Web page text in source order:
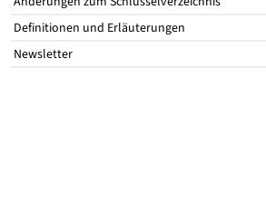
Definitionen und Erläuterungen
Newsletter